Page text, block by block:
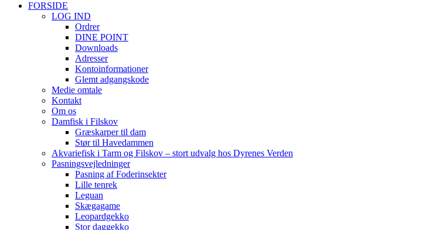
FORSIDE
LOG IND
Ordrer
DINE POINT
Downloads
Adresser
Kontoinformationer
Glemt adgangskode
Medie omtale
Kontakt
Om os
Damfisk i Filskov
Græskarper til dam
Stør til Havedammen
Akvariefisk i Tarm og Filskov – stort udvalg hos Dyrenes Verden
Pasningsvejledninger
Pasning af Foderinsekter
Lille tenrek
Leguan
Skægagame
Leopardgekko
Stor daggekko